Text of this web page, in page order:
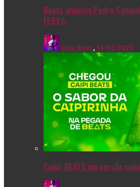
Beats anuncia Pedro
FERVO.
Livia Alves,14/02/2023
Caipi: BEATS em versão